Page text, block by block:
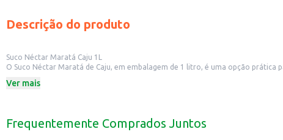
Descrição do produto
Suco Néctar Maratá Caju 1L
O Suco Néctar Maratá de Caju, em embalagem de 1 litro, é uma opção prática
Dicas de Uso:
Pode ser utilizado no preparo de drinks e coquetéis.
Ver mais
Frequentemente Comprados Juntos